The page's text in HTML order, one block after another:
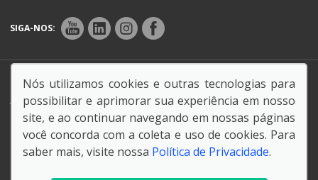
SIGA-NOS:
Endereço Matriz: Rua Teonílio Niquini, 32 - Dist. Ind.
Jardim Piemont - Betim-MG
Nós utilizamos cookies e outras tecnologias para
possibilitar e aprimorar sua experiência em nosso
site, e ao continuar navegando em nossas páginas
você concorda com a coleta e uso de cookies. Para
saber mais, visite nossa Política de Privacidade.